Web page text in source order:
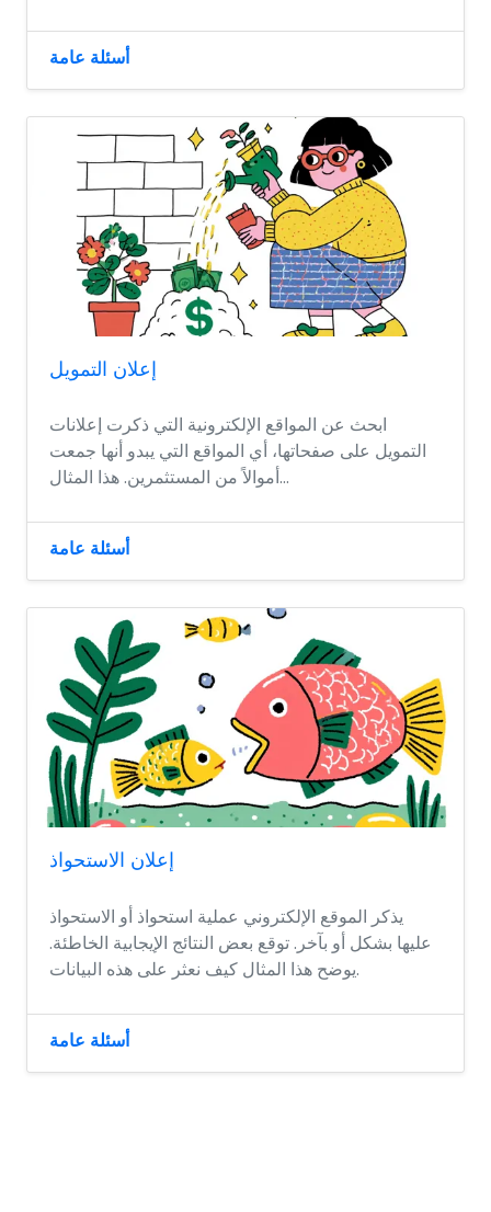
أسئلة عامة
إعلان التمويل
ابحث عن المواقع الإلكترونية التي ذكرت إعلانات
التمويل على صفحاتها، أي المواقع التي يبدو أنها جمعت
أموالاً من المستثمرين. هذا المثال...
أسئلة عامة
إعلان الاستحواذ
يذكر الموقع الإلكتروني عملية استحواذ أو الاستحواذ
عليها بشكل أو بآخر. توقع بعض النتائج الإيجابية الخاطئة.
يوضح هذا المثال كيف نعثر على هذه البيانات.
أسئلة عامة